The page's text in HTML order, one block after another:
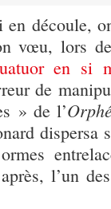
en découle,
vœu, lors
en si
de
» de l’
dispersa
l’un